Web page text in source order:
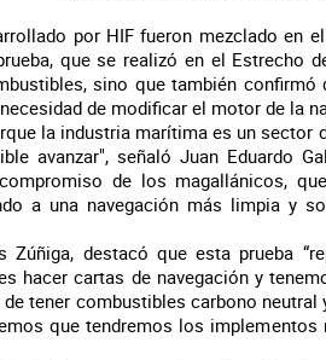
por HIF fueron mezclado en
que se realizó en el Estrecho
sino que también confirmó
de modificar el motor de la
la industria marítima es un sector
avanzar", señaló Juan Eduardo
de los magallánicos,
a una navegación más limpia y
destacó que esta prueba
hacer cartas de navegación y
tener combustibles carbono neutral
que tendremos los implementos